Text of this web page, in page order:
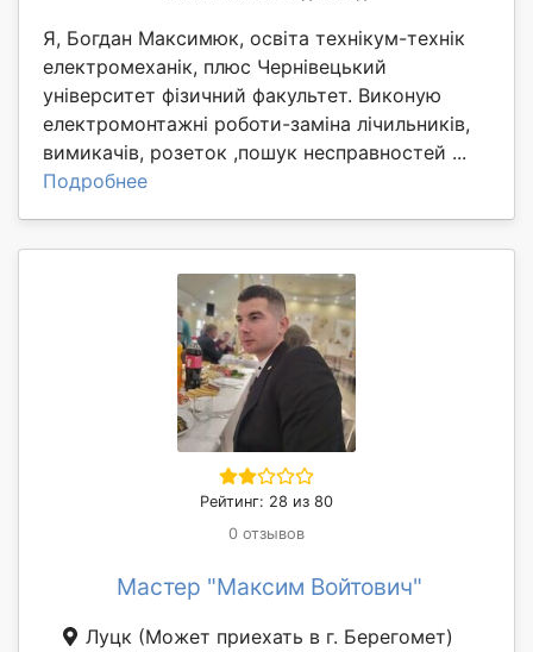
Я, Богдан Максимюк, освіта технікум-технік
електромеханік, плюс Чернівецький
університет фізичний факультет. Виконую
електромонтажні роботи-заміна лічильників,
вимикачів, розеток ,пошук несправностей ...
Подробнее
Рейтинг: 28 из 80
0 отзывов
Мастер "Максим Войтович"
Луцк (Может приехать в г. Берегомет)